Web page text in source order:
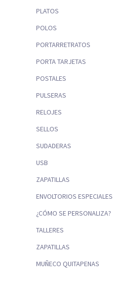
PLATOS
POLOS
PORTARRETRATOS
PORTA TARJETAS
POSTALES
PULSERAS
RELOJES
SELLOS
SUDADERAS
USB
ZAPATILLAS
ENVOLTORIOS ESPECIALES
¿CÓMO SE PERSONALIZA?
TALLERES
ZAPATILLAS
MUÑECO QUITAPENAS